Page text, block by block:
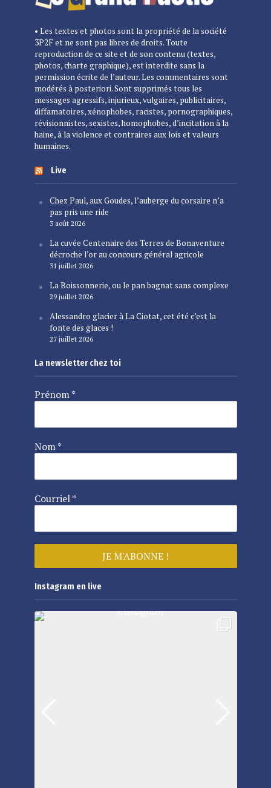
• Les textes et photos sont la propriété de la société
3P2F et ne sont pas libres de droits. Toute
reproduction de ce site et de son contenu (textes,
photos, charte graphique), est interdite sans la
permission écrite de l’auteur. Les commentaires sont
modérés à posteriori. Sont supprimés tous les
messages agressifs, injurieux, vulgaires, publicitaires,
diffamatoires, xénophobes, racistes, pornographiques,
révisionnistes, sexistes, homophobes, d’incitation à la
haine, à la violence et contraires aux lois et valeurs
humaines.
Live
Chez Paul, aux Goudes, l’auberge du corsaire n’a
pas pris une ride
3 août 2026
La cuvée Centenaire des Terres de Bonaventure
décroche l’or au concours général agricole
31 juillet 2026
La Boissonnerie, ou le pan bagnat sans complexe
29 juillet 2026
Alessandro glacier à La Ciotat, cet été c’est la
fonte des glaces !
27 juillet 2026
La newsletter chez toi
Prénom*
Nom*
Courriel*
Instagram en live